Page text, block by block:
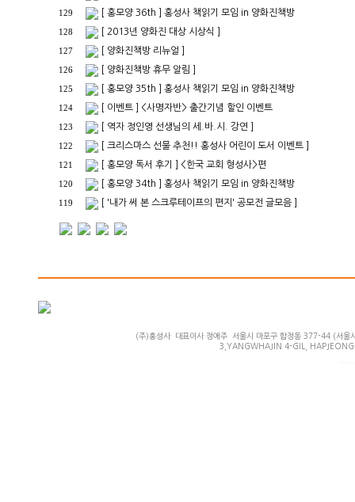
129 [ 홍모양 36th ] 홍성사 책읽기 모임 in 양화진책방
128 [ 2013년 양화진 대상 시상식 ]
127 [ 양화진책방 리뉴얼 ]
126 [ 양화진책방 휴무 알림 ]
125 [ 홍모양 35th ] 홍성사 책읽기 모임 in 양화진책방
124 [ 이벤트 ] <사명자반> 출간기념 할인 이벤트
123 [ 역자 정인영 선생님의 세.바.시. 강연 ]
122 [ 크리스마스 선물 추천!! 홍성사 어린이 도서 이벤트 ]
121 [ 홍모양 독서 후기 ] <한국 교회 형성사>편
120 [ 홍모양 34th ] 홍성사 책읽기 모임 in 양화진책방
119 [ '내가 써 본 스크루테이프의 편지' 공모전 글모음 ]
(주)홍성사 대표이사 정애주 서울시 마포구 합정동 377-44 (
3,YANGWHAJIN 4-GIL,